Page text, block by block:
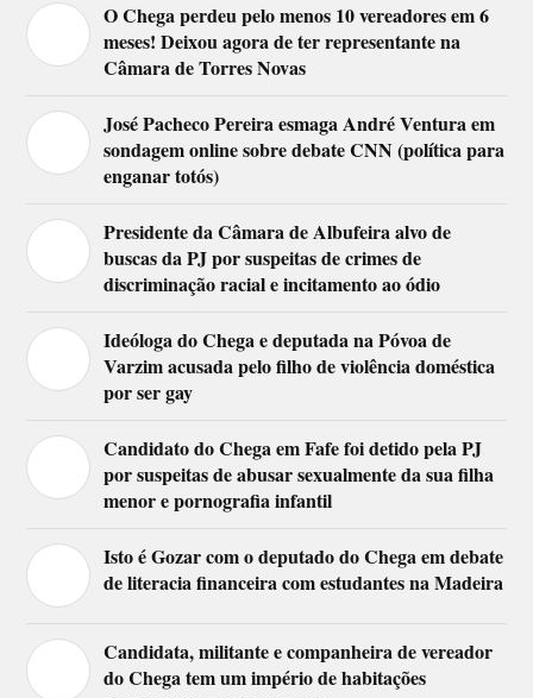
O Chega perdeu pelo menos 10 vereadores em 6
meses! Deixou agora de ter representante na
Câmara de Torres Novas
José Pacheco Pereira esmaga André Ventura em
sondagem online sobre debate CNN (política para
enganar totós)
Presidente da Câmara de Albufeira alvo de
buscas da PJ por suspeitas de crimes de
discriminação racial e incitamento ao ódio
Ideóloga do Chega e deputada na Póvoa de
Varzim acusada pelo filho de violência doméstica
por ser gay
Candidato do Chega em Fafe foi detido pela PJ
por suspeitas de abusar sexualmente da sua filha
menor e pornografia infantil
Isto é Gozar com o deputado do Chega em debate
de literacia financeira com estudantes na Madeira
Candidata, militante e companheira de vereador
do Chega tem um império de habitações